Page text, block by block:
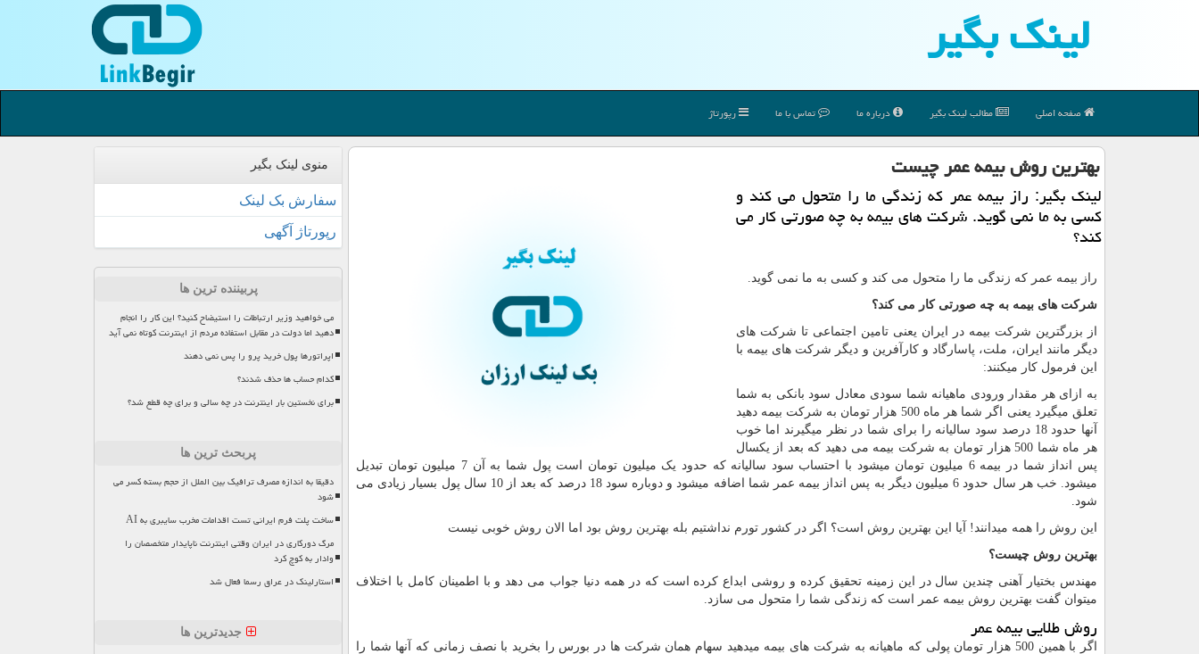
لینك بگیر
صفحه اصلی مطالب لینك بگیر درباره ما تماس با ما رپورتاژ
بهترین روش بیمه عمر چیست
لینك بگیر: راز بیمه عمر كه زندگی ما را متحول می كند و
كسی به ما نمی گوید. شركت های بیمه به چه صورتی كار می
كند؟
راز بیمه عمر که زندگی ما را متحول می کند و کسی به ما نمی گوید.
شرکت های بیمه به چه صورتی کار می کند؟
از بزرگترین شرکت بیمه در ایران یعنی تامین اجتماعی تا شرکت های
دیگر مانند ایران، ملت، پاسارگاد و کارآفرین و دیگر شرکت های بیمه با
این فرمول کار میکنند:
به ازای هر مقدار ورودی ماهیانه شما سودی معادل سود بانکی به شما
تعلق میگیرد یعنی اگر شما هر ماه 500 هزار تومان به شرکت بیمه دهید
آنها حدود 18 درصد سود سالیانه را برای شما در نظر میگیرند اما خوب
هر ماه شما 500 هزار تومان به شرکت بیمه می دهید که بعد از یکسال
پس انداز شما در بیمه 6 میلیون تومان میشود با احتساب سود سالیانه که حدود یک میلیون تومان است پول شما به آن 7 میلیون تومان تبدیل
میشود. خب هر سال حدود 6 میلیون دیگر به پس انداز بیمه عمر شما اضافه میشود و دوباره سود 18 درصد که بعد از 10 سال پول بسیار زیادی می
شود.
این روش را همه میدانند! آیا این بهترین روش است؟ اگر در کشور تورم نداشتیم بله بهترین روش بود اما الان روش خوبی نیست
بهترین روش چیست؟
مهندس بختیار آهنی چندین سال در این زمینه تحقیق کرده و روشی ابداع کرده است که در همه دنیا جواب می دهد و با اطمینان کامل با اختلاف
میتوان گفت بهترین روش بیمه عمر است که زندگی شما را متحول می سازد.
روش طلایی بیمه عمر
اگر با همین 500 هزار تومان پولی که ماهیانه به شرکت های بیمه میدهید سهام همان شرکت ها در بورس را بخرید با نصف زمانی که آنها شما را
منوی لینک بگیر
سفارش بک لینک
رپورتاژ آگهی
پربیننده ترین ها
می خواهید وزیر ارتباطات را استیضاح کنید؟ این کار را انجام
دهید اما دولت در مقابل استفاده مردم از اینترنت کوتاه نمی آید
اپراتورها پول خرید پرو را پس نمی دهند
کدام حساب ها حذف شدند؟
برای نخستین بار اینترنت در چه سالی و برای چه قطع شد؟
پربحث ترین ها
دقیقا به اندازه مصرف ترافیک بین الملل از حجم بسته کسر می
شود
ساخت پلت فرم ایرانی تست اقدامات مخرب سایبری به AI
مرگ دورکاری در ایران وقتی اینترنت ناپایدار متخصصان را
وادار به کوچ کرد
استارلینک در عراق رسما فعال شد
جدیدترین ها